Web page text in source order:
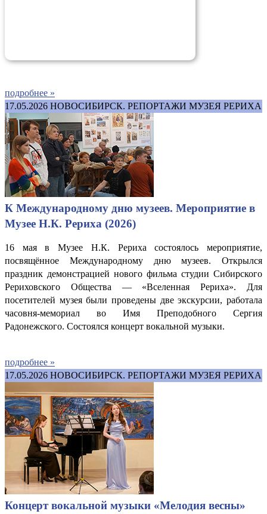
подробнее »
17.05.2026 НОВОСИБИРСК. РЕПОРТАЖИ МУЗЕЯ РЕРИХА
К Международному дню музеев. Мероприятие в
Музее Н.К. Рериха (2026)
16 мая в Музее Н.К. Рериха состоялось мероприятие,
посвящённое Международному дню музеев. Открылся
праздник демонстрацией нового фильма студии Сибирского
Рериховского Общества — «Вселенная Рериха». Для
посетителей музея были проведены две экскурсии, работала
часовня-мемориал во Имя Преподобного Сергия
Радонежского. Состоялся концерт вокальной музыки.
подробнее »
17.05.2026 НОВОСИБИРСК. РЕПОРТАЖИ МУЗЕЯ РЕРИХА
Концерт вокальной музыки «Мелодия весны»